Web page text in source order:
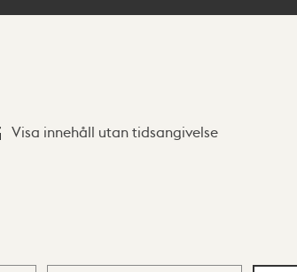
Visa innehåll utan tidsangivelse